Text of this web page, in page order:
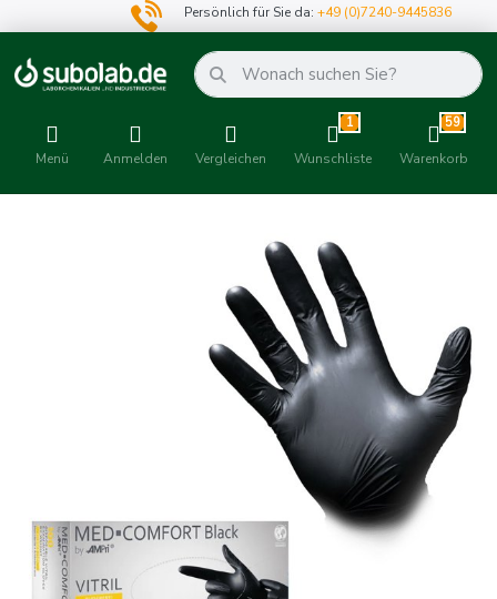
Persönlich für Sie da:+49 (0)7240-9445836
Menü Anmelden Vergleichen
1
Wunschliste
59
Warenkorb